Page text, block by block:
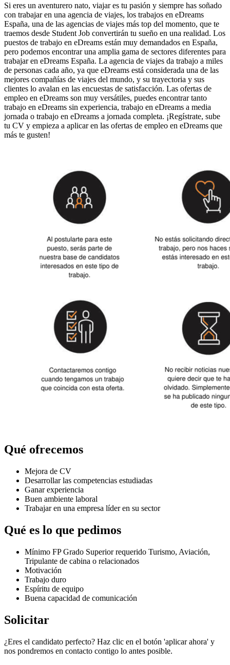
Si eres un aventurero nato, viajar es tu pasión y siempre has soñado
con trabajar en una agencia de viajes, los trabajos en eDreams
España, una de las agencias de viajes más top del momento, que te
traemos desde Student Job convertirán tu sueño en una realidad. Los
puestos de trabajo en eDreams están muy demandados en España,
pero podemos encontrar una amplia gama de sectores diferentes para
trabajar en eDreams España. La agencia de viajes da trabajo a miles
de personas cada año, ya que eDreams está considerada una de las
mejores compañías de viajes del mundo, y su trayectoria y sus
clientes lo avalan en las encuestas de satisfacción. Las ofertas de
empleo en eDreams son muy versátiles, puedes encontrar tanto
trabajo en eDreams sin experiencia, trabajo en eDreams a media
jornada o trabajo en eDreams a jornada completa. ¡Regístrate, sube
tu CV y empieza a aplicar en las ofertas de empleo en eDreams que
más te gusten!
Qué ofrecemos
Mejora de CV
Desarrollar las competencias estudiadas
Ganar experiencia
Buen ambiente laboral
Trabajar en una empresa líder en su sector
Qué es lo que pedimos
Mínimo FP Grado Superior requerido Turismo, Aviación,
Tripulante de cabina o relacionados
Motivación
Trabajo duro
Espíritu de equipo
Buena capacidad de comunicación
Solicitar
¿Eres el candidato perfecto? Haz clic en el botón 'aplicar ahora' y
nos pondremos en contacto contigo lo antes posible.